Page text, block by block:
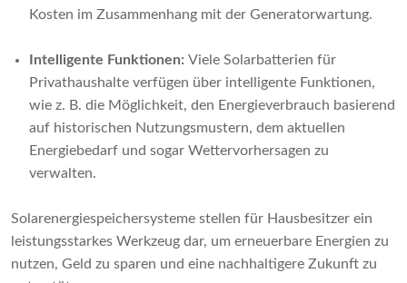
Kosten im Zusammenhang mit der Generatorwartung.
Intelligente Funktionen: Viele Solarbatterien für
Privathaushalte verfügen über intelligente Funktionen,
wie z. B. die Möglichkeit, den Energieverbrauch basierend
auf historischen Nutzungsmustern, dem aktuellen
Energiebedarf und sogar Wettervorhersagen zu
verwalten.
Solarenergiespeichersysteme stellen für Hausbesitzer ein
leistungsstarkes Werkzeug dar, um erneuerbare Energien zu
nutzen, Geld zu sparen und eine nachhaltigere Zukunft zu